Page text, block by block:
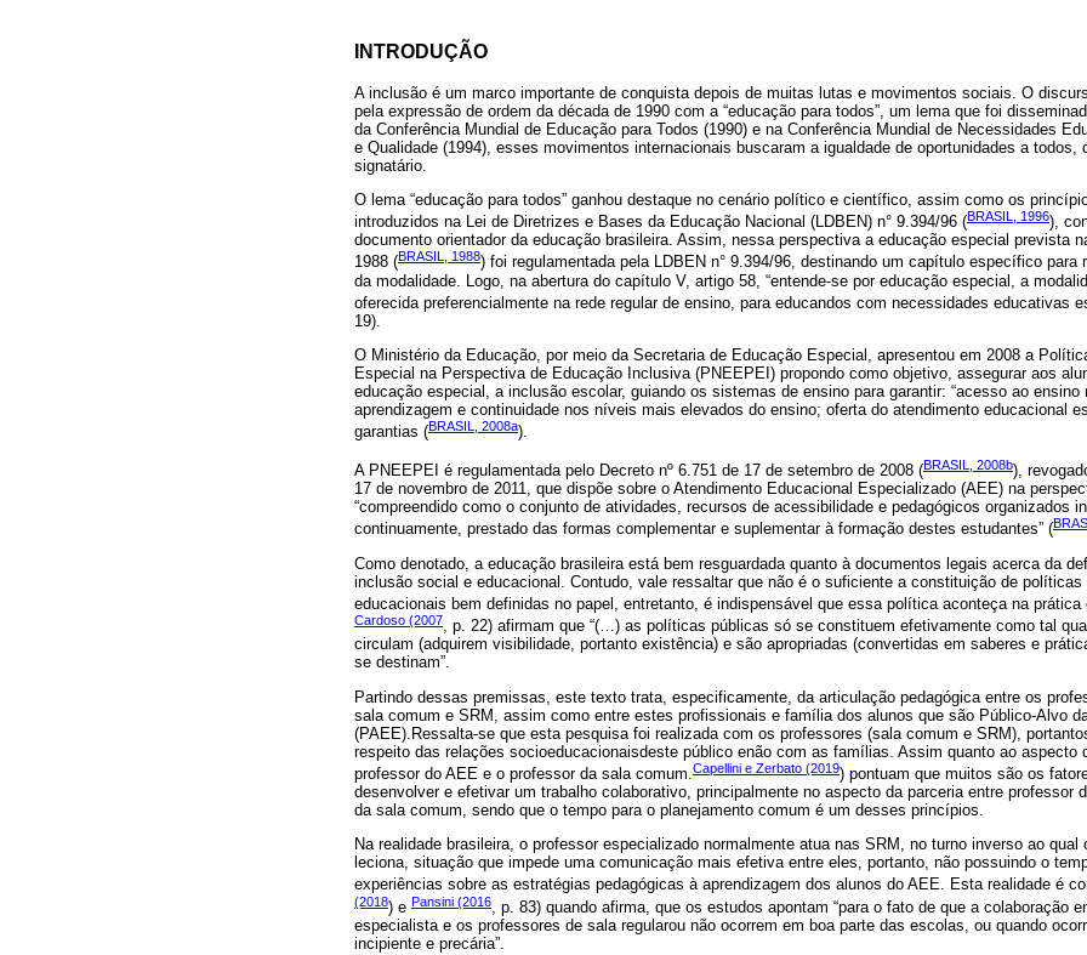
INTRODUÇÃO
A inclusão é um marco importante de conquista depois de muitas lutas e movimentos sociais. O
pela expressão de ordem da década de 1990 com a “educação para todos”, um lema que foi
da Conferência Mundial de Educação para Todos (1990) e na Conferência Mundial de Necessidades
e Qualidade (1994), esses movimentos internacionais buscaram a igualdade de oportunidades a todos,
signatário.
O lema “educação para todos” ganhou destaque no cenário político e científico, assim como os
introduzidos na Lei de Diretrizes e Bases da Educação Nacional (LDBEN) n° 9.394/96 (BRASIL, 1996),
documento orientador da educação brasileira. Assim, nessa perspectiva a educação especial prevista
1988 (BRASIL, 1988) foi regulamentada pela LDBEN n° 9.394/96, destinando um capítulo específico para
da modalidade. Logo, na abertura do capítulo V, artigo 58, “entende-se por educação especial, a
oferecida preferencialmente na rede regular de ensino, para educandos com necessidades educativas
19).
O Ministério da Educação, por meio da Secretaria de Educação Especial, apresentou em 2008 a
Especial na Perspectiva de Educação Inclusiva (PNEEPEI) propondo como objetivo, assegurar aos
educação especial, a inclusão escolar, guiando os sistemas de ensino para garantir: “acesso ao ensino
aprendizagem e continuidade nos níveis mais elevados do ensino; oferta do atendimento educacional
garantias (BRASIL, 2008a).
A PNEEPEI é regulamentada pelo Decreto nº 6.751 de 17 de setembro de 2008 (BRASIL, 2008b),
17 de novembro de 2011, que dispõe sobre o Atendimento Educacional Especializado (AEE) na
“compreendido como o conjunto de atividades, recursos de acessibilidade e pedagógicos organizados
continuamente, prestado das formas complementar e suplementar à formação destes estudantes” (
Como denotado, a educação brasileira está bem resguardada quanto à documentos legais acerca da
inclusão social e educacional. Contudo, vale ressaltar que não é o suficiente a constituição de
educacionais bem definidas no papel, entretanto, é indispensável que essa política aconteça na
Cardoso (2007, p. 22) afirmam que “(…) as políticas públicas só se constituem efetivamente como tal
circulam (adquirem visibilidade, portanto existência) e são apropriadas (convertidas em saberes e
se destinam”.
Partindo dessas premissas, este texto trata, especificamente, da articulação pedagógica entre os
sala comum e SRM, assim como entre estes profissionais e família dos alunos que são Público-Alvo
(PAEE).Ressalta-se que esta pesquisa foi realizada com os professores (sala comum e SRM),
respeito das relações socioeducacionaisdeste público enão com as famílias. Assim quanto ao aspecto
professor do AEE e o professor da sala comum. Capellini e Zerbato (2019) pontuam que muitos são os
desenvolver e efetivar um trabalho colaborativo, principalmente no aspecto da parceria entre professor
da sala comum, sendo que o tempo para o planejamento comum é um desses princípios.
Na realidade brasileira, o professor especializado normalmente atua nas SRM, no turno inverso ao
leciona, situação que impede uma comunicação mais efetiva entre eles, portanto, não possuindo o
experiências sobre as estratégias pedagógicas à aprendizagem dos alunos do AEE. Esta realidade é
(2018) e Pansini (2016
, p. 83) quando afirma, que os estudos apontam “para o fato de que a colaboração
especialista e os professores de sala regularou não ocorrem em boa parte das escolas, ou quando
incipiente e precária”.